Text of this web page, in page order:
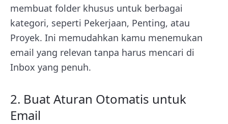
membuat folder khusus untuk berbagai
kategori, seperti Pekerjaan, Penting, atau
Proyek. Ini memudahkan kamu menemukan
email yang relevan tanpa harus mencari di
Inbox yang penuh.
2. Buat Aturan Otomatis untuk
Email